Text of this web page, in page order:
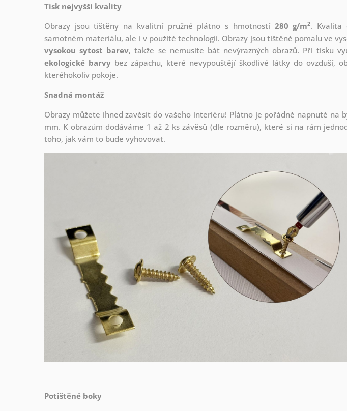
Tisk nejvyšší kvality
Obrazy jsou tištěny na kvalitní pružné plátno s hmotností 280 g/m2. Kvalita
samotném materiálu, ale i v použité technologii. Obrazy jsou tištěné pomalu ve
vysokou sytost barev, takže se nemusíte bát nevýrazných obrazů. Při tisku
ekologické barvy bez zápachu, které nevypouštějí škodlivé látky do ovzduší,
kteréhokoliv pokoje.
Snadná montáž
Obrazy můžete ihned zavěsit do vašeho interiéru! Plátno je pořádně napnuté na
mm. K obrazům dodáváme 1 až 2 ks závěsů (dle rozměru), které si na rám
toho, jak vám to bude vyhovovat.
Potištěné boky